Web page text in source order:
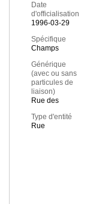
Date
d'officialisation
1996-03-29
Spécifique
Champs
Générique
(avec ou sans
particules de
liaison)
Rue des
Type d'entité
Rue